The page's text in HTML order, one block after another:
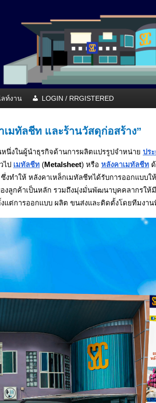
ลท์งาน LOGIN / RRGISTERED
มทัลชีท และร้านวัสดุก่อสร้าง”
หนึ่งในผู้นำธุรกิจด้านการผลิตแปรรูปจำหน่าย ปร
ป เมทัลชีท (Metalsheet) หรือ หลังคาเมทัลชีท
ทำให้ หลังคาเหล็กเมทัลชีทได้รับการออกแบบใ
งลูกค้าเป็นหลัก รวมถึงมุ่งมั่นพัฒนาบุคคลากรให้
แต่การออกแบบ ผลิต ขนส่งและติดตั้งโดยทีมงา